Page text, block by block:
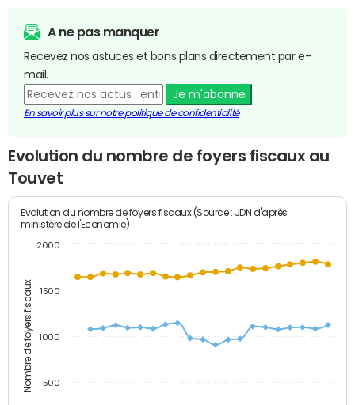
A ne pas manquer
Recevez nos astuces et bons plans directement par e-
mail.
Je m'abonne
En savoir plus sur notre politique de confidentialité
Evolution du nombre de foyers fiscaux au
Touvet
Nombre de foyers fiscaux
Evolution du nombre de foyers fiscaux (Source : JDN d'après
ministère de l'Economie)
500
1000
1500
2000